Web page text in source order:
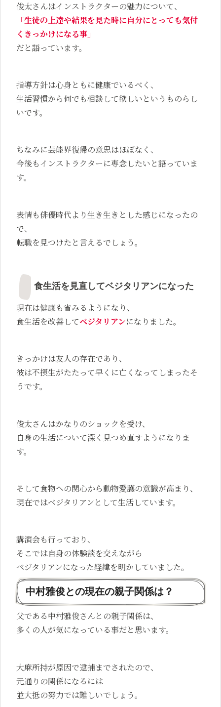
俊太さんはインストラクターの魅力について、
「生徒の上達や結果を見た時に自分にとっても気付
くきっかけになる事」
だと語っています。
指導方針は心身ともに健康でいるべく、
生活習慣から何でも相談して欲しいというものらし
いです。
ちなみに芸能界復帰の意思はほぼなく、
今後もインストラクターに専念したいと語っていま
す。
表情も俳優時代より生き生きとした感じになったの
で、
転職を見つけたと言えるでしょう。
食生活を見直してベジタリアンになった
現在は健康も省みるようになり、
食生活を改善してベジタリアンになりました。
きっかけは友人の存在であり、
彼は不摂生がたたって早くに亡くなってしまったそ
うです。
俊太さんはかなりのショックを受け、
自身の生活について深く見つめ直すようになりま
す。
そして食物への関心から動物愛護の意識が高まり、
現在ではベジタリアンとして生活しています。
講演会も行っており、
そこでは自身の体験談を交えながら
ベジタリアンになった経緯を明かしていました。
中村雅俊との現在の親子関係は？
父である中村雅俊さんとの親子関係は、
多くの人が気になっている事だと思います。
大麻所持が原因で逮捕までされたので、
元通りの関係になるには
並大抵の努力では難しいでしょう。